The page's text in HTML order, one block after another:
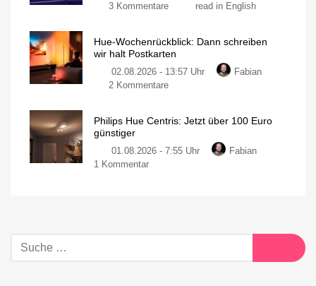
3 Kommentare
read in English
Hue-Wochenrückblick: Dann schreiben
wir halt Postkarten
02.08.2026 - 13:57 Uhr
Fabian
2 Kommentare
Philips Hue Centris: Jetzt über 100 Euro
günstiger
01.08.2026 - 7:55 Uhr
Fabian
1 Kommentar